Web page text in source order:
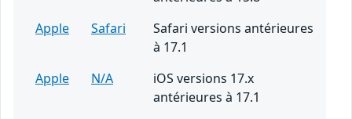
Apple
Safari
Safari versions antérieures
à 17.1
Apple
N/A
iOS versions 17.x
antérieures à 17.1